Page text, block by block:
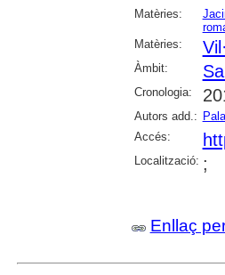
Matèries:
Matèries:
Àmbit:
Cronologia:
Autors add.:
Accés:
Localització: ;
Enllaç